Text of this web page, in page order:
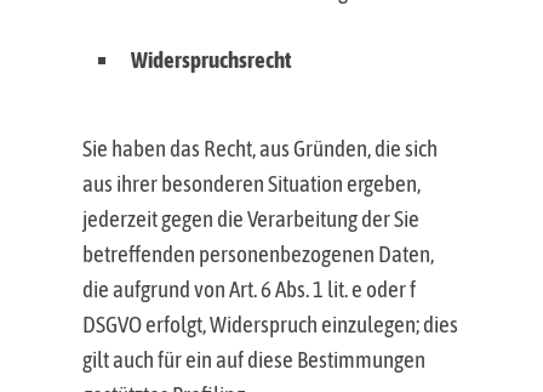
Widerspruchsrecht
Sie haben das Recht, aus Gründen, die sich
aus ihrer besonderen Situation ergeben,
jederzeit gegen die Verarbeitung der Sie
betreffenden personenbezogenen Daten,
die aufgrund von Art. 6 Abs. 1 lit. e oder f
DSGVO erfolgt, Widerspruch einzulegen; dies
gilt auch für ein auf diese Bestimmungen